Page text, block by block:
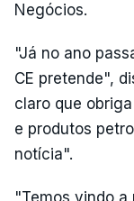
Negócios.
"Já no ano
CE pretende",
claro que
e produtos
notícia".
"Temos vindo